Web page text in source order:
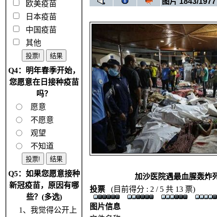
欧美疫苗
日本疫苗
中国疫苗
其他
Q4：明年春季开始，
您愿意在日接种疫苗
吗？
愿意
不愿意
观望
不知道
Q5：如果您愿意接种
新冠疫苗，原因有哪
些？(多选)
1、我觉得公开上
加沙医院遇最血腥轰炸
投票
(目前得分 : 2 / 5 共 13 票)
图片信息